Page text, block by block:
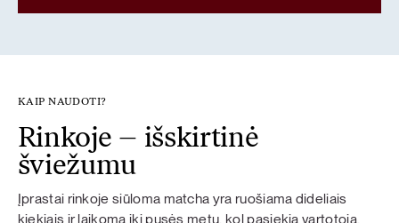
KAIP NAUDOTI?
Rinkoje – išskirtinė
šviežumu
Įprastai rinkoje siūloma matcha yra ruošiama dideliais
kiekiais ir laikoma iki pusės metų, kol pasiekia vartotoją.